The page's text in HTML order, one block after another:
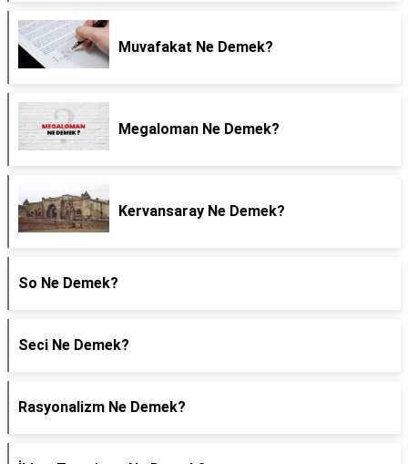
Muvafakat Ne Demek?
Megaloman Ne Demek?
Kervansaray Ne Demek?
So Ne Demek?
Seci Ne Demek?
Rasyonalizm Ne Demek?